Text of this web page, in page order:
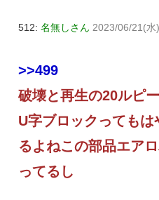
512: 名無しさん 2023/06/21(
>>499
破壊と再生の20ルピ
U字ブロックっても
るよねこの部品エア
ってるし